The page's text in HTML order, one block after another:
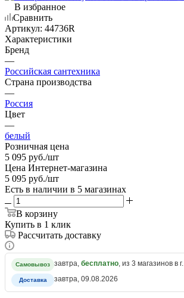
В избранное
Сравнить
Артикул: 44736R
Характеристики
Бренд
—
Российская сантехника
Страна производства
—
Россия
Цвет
—
белый
Розничная цена
5 095 руб./шт
Цена Интернет-магазина
5 095 руб./шт
Есть в наличии в 5 магазинах
В корзину
Купить в 1 клик
Рассчитать доставку
Самовывоз завтра, бесплатно, из 3 магазинов в
Доставка завтра, 09.08.2026